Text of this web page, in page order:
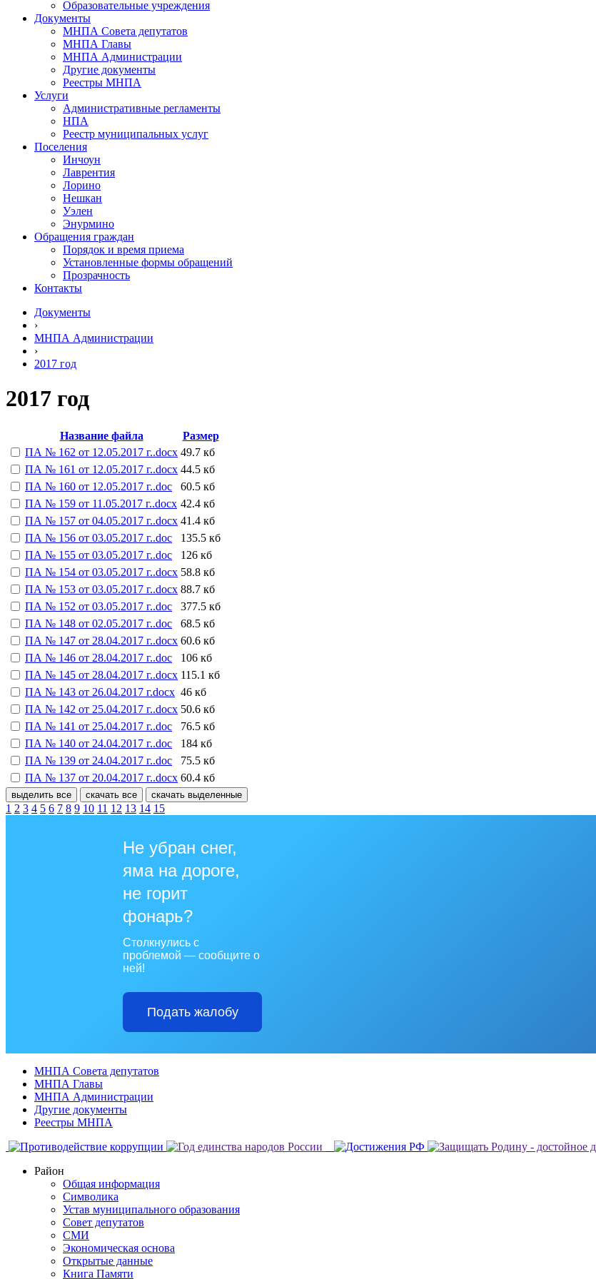
Образовательные учреждения
Документы
МНПА Совета депутатов
МНПА Главы
МНПА Администрации
Другие документы
Реестры МНПА
Услуги
Административные регламенты
НПА
Реестр муниципальных услуг
Поселения
Инчоун
Лаврентия
Лорино
Нешкан
Уэлен
Энурмино
Обращения граждан
Порядок и время приема
Установленные формы обращений
Прозрачность
Контакты
Документы
›
МНПА Администрации
›
2017 год
2017 год
Название файла
Размер
ПА № 162 от 12.05.2017 г..docx 49.7 кб
ПА № 161 от 12.05.2017 г..docx 44.5 кб
ПА № 160 от 12.05.2017 г..doc
60.5 кб
ПА № 159 от 11.05.2017 г..docx 42.4 кб
ПА № 157 от 04.05.2017 г..docx 41.4 кб
ПА № 156 от 03.05.2017 г..doc
135.5 кб
ПА № 155 от 03.05.2017 г..doc
126 кб
ПА № 154 от 03.05.2017 г..docx 58.8 кб
ПА № 153 от 03.05.2017 г..docx 88.7 кб
ПА № 152 от 03.05.2017 г..doc
377.5 кб
ПА № 148 от 02.05.2017 г..doc
68.5 кб
ПА № 147 от 28.04.2017 г..docx 60.6 кб
ПА № 146 от 28.04.2017 г..doc
106 кб
ПА № 145 от 28.04.2017 г..docx 115.1 кб
ПА № 143 от 26.04.2017 г.docx 46 кб
ПА № 142 от 25.04.2017 г..docx 50.6 кб
ПА № 141 от 25.04.2017 г..doc
76.5 кб
ПА № 140 от 24.04.2017 г..doc
184 кб
ПА № 139 от 24.04.2017 г..doc
75.5 кб
ПА № 137 от 20.04.2017 г..docx 60.4 кб
выделить все скачать все скачать выделенные
1 2 3 4 5 6 7 8 9 10 11 12 13 14 15
Не убран снег,
яма на дороге,
не горит
фонарь?
Столкнулись с
проблемой — сообщите о
ней!
Подать жалобу
МНПА Совета депутатов
МНПА Главы
МНПА Администрации
Другие документы
Реестры МНПА
Район
Общая информация
Символика
Устав муниципального образования
Совет депутатов
СМИ
Экономическая основа
Открытые данные
Книга Памяти